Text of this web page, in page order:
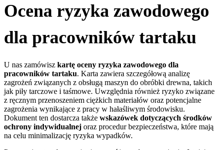
Ocena ryzyka zawodowego
dla pracowników tartaku
U nas zamówisz kartę oceny ryzyka zawodowego dla
pracowników tartaku. Karta zawiera szczegółową analizę
zagrożeń związanych z obsługą maszyn do obróbki drewna, takich
jak piły tarczowe i taśmowe. Uwzględnia również ryzyko związane
z ręcznym przenoszeniem ciężkich materiałów oraz potencjalne
zagrożenia wynikające z pracy w hałaśliwym środowisku.
Dokument ten dostarcza także wskazówek dotyczących środków
ochrony indywidualnej oraz procedur bezpieczeństwa, które mają
na celu minimalizację ryzyka wypadków.